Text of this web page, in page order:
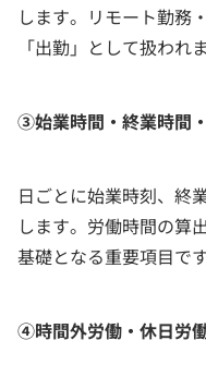
します。リモート勤務
「出勤」として扱われ
③始業時間・終業時間
日ごとに始業時刻、終
します。労働時間の算
基礎となる重要項目です
④時間外労働・休日労